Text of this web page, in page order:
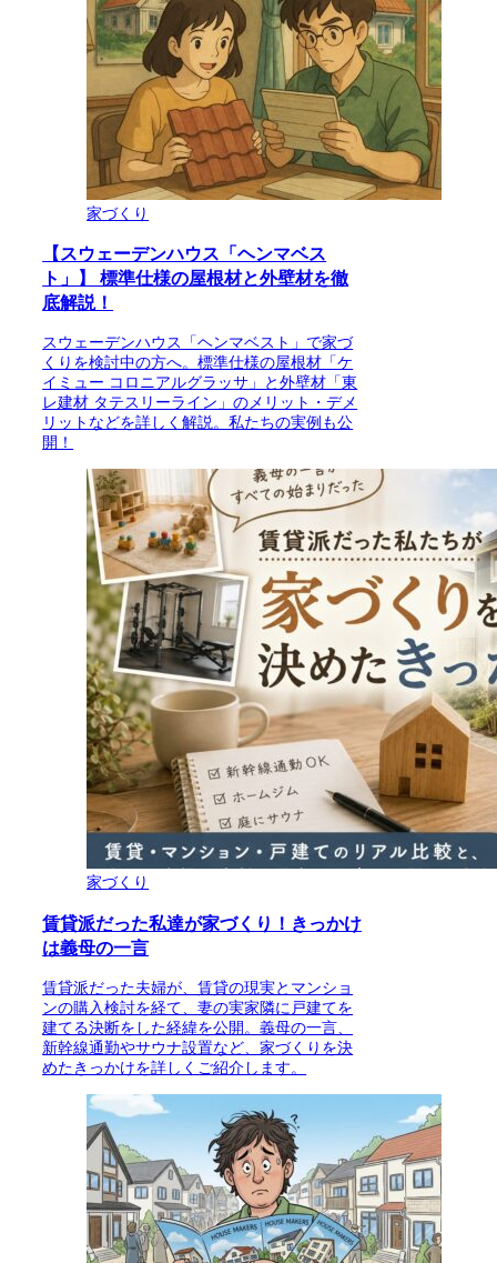
家づくり
【スウェーデンハウス「ヘンマベス
ト」】 標準仕様の屋根材と外壁材を徹
底解説！
スウェーデンハウス「ヘンマベスト」で家づ
くりを検討中の方へ。標準仕様の屋根材「ケ
イミュー コロニアルグラッサ」と外壁材「東
レ建材 タテスリーライン」のメリット・デメ
リットなどを詳しく解説。私たちの実例も公
開！
家づくり
賃貸派だった私達が家づくり！きっかけ
は義母の一言
賃貸派だった夫婦が、賃貸の現実とマンショ
ンの購入検討を経て、妻の実家隣に戸建てを
建てる決断をした経緯を公開。義母の一言、
新幹線通勤やサウナ設置など、家づくりを決
めたきっかけを詳しくご紹介します。